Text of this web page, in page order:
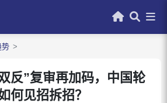
势
反”复审再加码，中国轮
何见招拆招？